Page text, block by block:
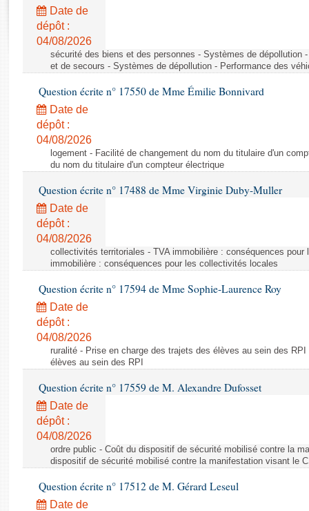
Rapports législatifs
Rapports sur l'application des lois
Baromètre de l’application des lois
Dossiers législatifs
Budget et sécurité sociale
Questions écrites et orales
Comptes rendus des débats
Date de
dépôt :
04/08/2026
sécurité des biens et des personnes - Systèmes de dépollution
et de secours - Systèmes de dépollution - Performance des
Question écrite n° 17550 de Mme Émilie Bonnivard
Date de
dépôt :
04/08/2026
logement - Facilité de changement du nom du titulaire d'un
du nom du titulaire d'un compteur électrique
Question écrite n° 17488 de Mme Virginie Duby-Muller
Date de
dépôt :
04/08/2026
collectivités territoriales - TVA immobilière : conséquences
immobilière : conséquences pour les collectivités locales
Question écrite n° 17594 de Mme Sophie-Laurence Roy
Date de
dépôt :
04/08/2026
ruralité - Prise en charge des trajets des élèves au sein des
élèves au sein des RPI
Question écrite n° 17559 de M. Alexandre Dufosset
Date de
dépôt :
04/08/2026
ordre public - Coût du dispositif de sécurité mobilisé contre la
dispositif de sécurité mobilisé contre la manifestation visant le
Question écrite n° 17512 de M. Gérard Leseul
Date de